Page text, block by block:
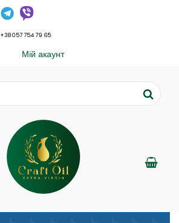
+38 057 754 79 65
Мій акаунт